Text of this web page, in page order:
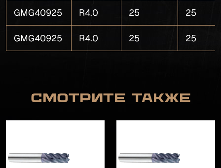
GMG40925 R4.0 25 25
GMG40925 R4.0 25 25
Смотрите также